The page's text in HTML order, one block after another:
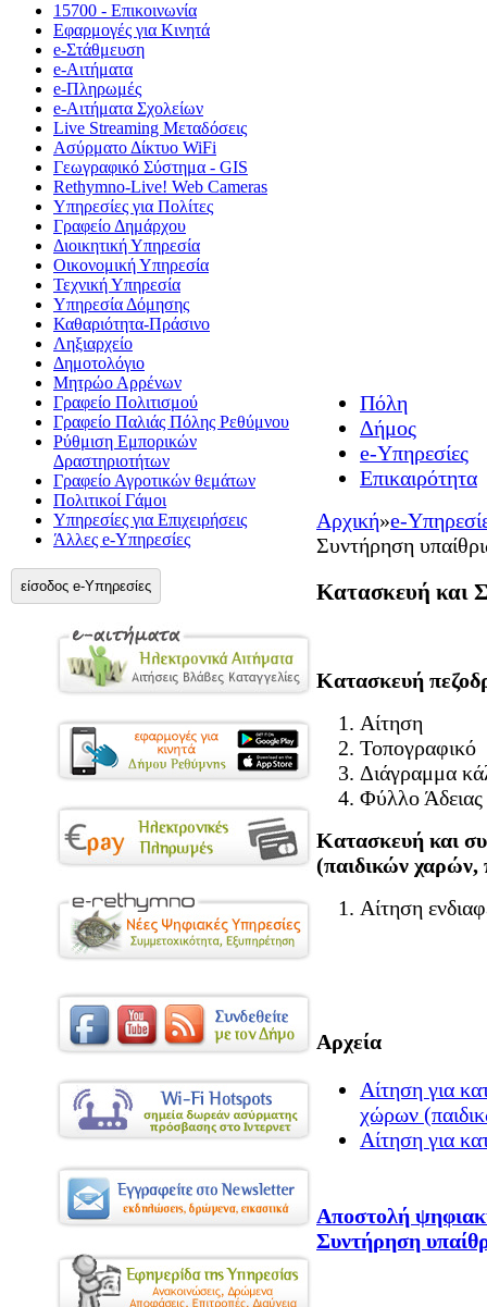
15700 - Επικοινωνία
Εφαρμογές για Κινητά
e-Στάθμευση
e-Αιτήματα
e-Πληρωμές
e-Αιτήματα Σχολείων
Live Streaming Μεταδόσεις
Ασύρματο Δίκτυο WiFi
Γεωγραφικό Σύστημα - GIS
Rethymno-Live! Web Cameras
Υπηρεσίες για Πολίτες
Γραφείο Δημάρχου
Διοικητική Υπηρεσία
Οικονομική Υπηρεσία
Τεχνική Υπηρεσία
Υπηρεσία Δόμησης
Καθαριότητα-Πράσινο
Ληξιαρχείο
Δημοτολόγιο
Μητρώο Αρρένων
Γραφείο Πολιτισμού
Γραφείο Παλιάς Πόλης Ρεθύμνου
Ρύθμιση Εμπορικών
Δραστηριοτήτων
Γραφείο Αγροτικών θεμάτων
Πολιτικοί Γάμοι
Υπηρεσίες για Επιχειρήσεις
Άλλες e-Υπηρεσίες
είσοδος e-Υπηρεσίες
Πόλη
Δήμος
e-Υπηρεσίες
Επικαιρότητα
Αρχική»e-
Συντήρηση
Κατασκευή και
Κατασκευή
Αίτηση
Τοπογραφικό
Διάγραμμα
Φύλλο Άδειας
Κατασκευή και
(παιδικών
Αίτηση
Αρχεία
Αίτηση για
χώρων
Αίτηση για
Αποστολή
Συντήρηση